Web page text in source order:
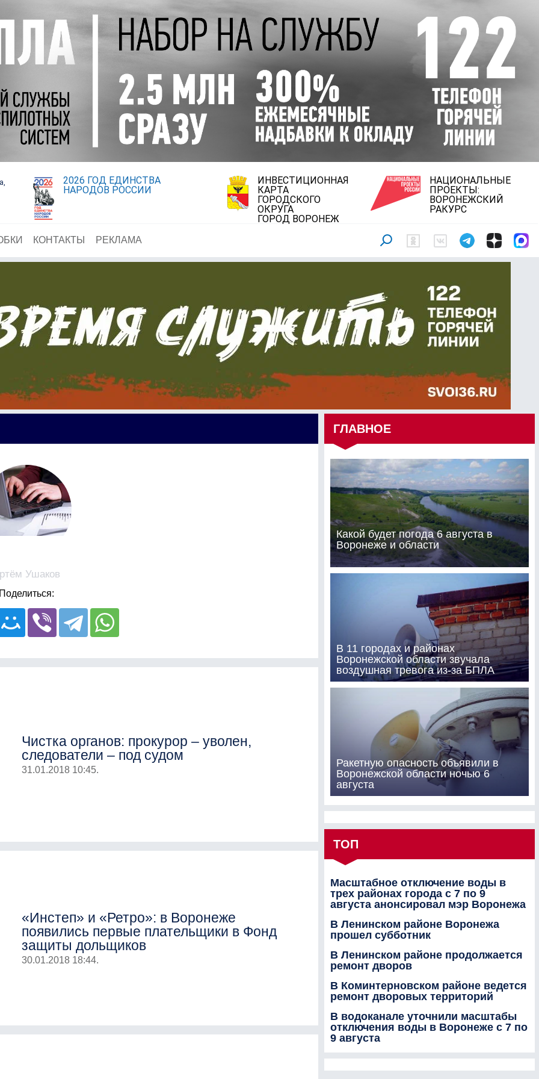
2026 ГОД ЕДИНСТВА
НАРОДОВ РОССИИ
ИНВЕСТИЦИОННАЯ
КАРТА
ГОРОДСКОГО
ОКРУГА
ГОРОД ВОРОНЕЖ
НАЦИОНАЛЬНЫЕ
ПРОЕКТЫ:
ВОРОНЕЖСКИЙ
РАКУРС
КОНТАКТЫ РЕКЛАМА
Ушаков
Чистка органов: прокурор – уволен,
следователи – под судом
31.01.2018 10:45.
«Инстеп» и «Ретро»: в Воронеже
появились первые плательщики в Фонд
защиты дольщиков
30.01.2018 18:44.
ГЛАВНОЕ
Какой будет погода 6 августа в
Воронеже и области
В 11 городах и районах
Воронежской области звучала
воздушная тревога из-за БПЛА
Ракетную опасность объявили в
Воронежской области ночью 6
августа
ТОП
Масштабное отключение воды в
трех районах города с 7 по 9
августа анонсировал мэр Воронежа
В Ленинском районе Воронежа
прошел субботник
В Ленинском районе продолжается
ремонт дворов
В Коминтерновском районе ведется
ремонт дворовых территорий
В водоканале уточнили масштабы
отключения воды в Воронеже с 7 по
9 августа